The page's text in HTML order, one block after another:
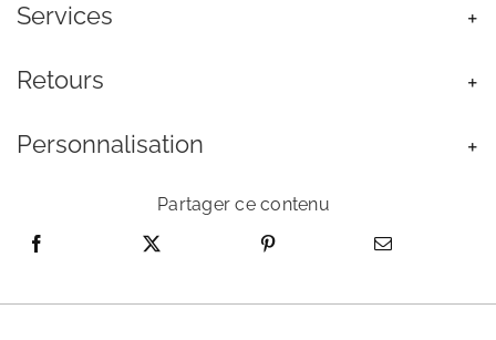
Services
Retours
Personnalisation
Partager ce contenu